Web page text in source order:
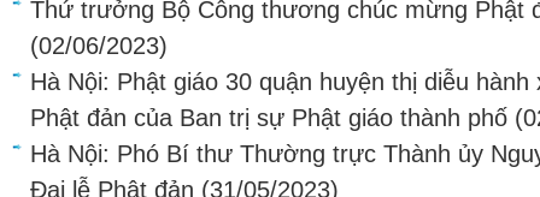
Thứ trưởng Bộ Công thương chúc mừng Phật
(02/06/2023)
Hà Nội: Phật giáo 30 quận huyện thị diễu
Phật đản của Ban trị sự Phật giáo thành phố
Hà Nội: Phó Bí thư Thường trực Thành ủy
Đại lễ Phật đản (31/05/2023)